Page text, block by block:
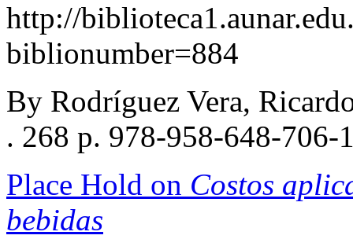
http://
biblionumber=884
By Rodríguez Vera,
. 268 p. 978-958-648-706-
Place Hold on Costos
bebidas